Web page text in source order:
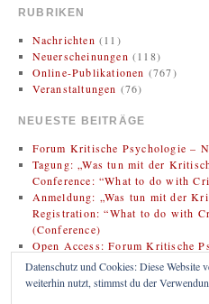
RUBRIKEN
Nachrichten (11)
Neuerscheinungen (118)
Online-Publikationen (767)
Veranstaltungen (76)
NEUESTE BEITRÄGE
Forum Kritische Psychologie –
Tagung: „Was tun mit der
Conference: “What to do with
Anmeldung: „Was tun mit der
Registration: “What to do with
(Conference)
Open Access: Forum Kritische
(Zweitveröffentlichung)
Rezension: Bregman, Rutger
Datenschutz und Cookies: Diese Website
weiterhin nutzt, stimmst du der